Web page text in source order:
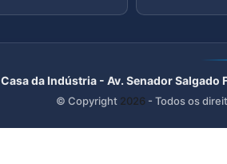
Casa da Indústria - Av. Senador
© Copyright 2026 - Todos os